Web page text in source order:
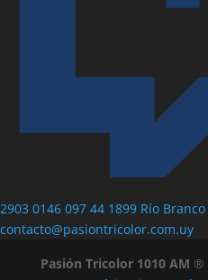
2903 0146 097 44 1899 Río
contacto@pasiontricolor.com.uy
Pasión Tricolor 1010 AM ®